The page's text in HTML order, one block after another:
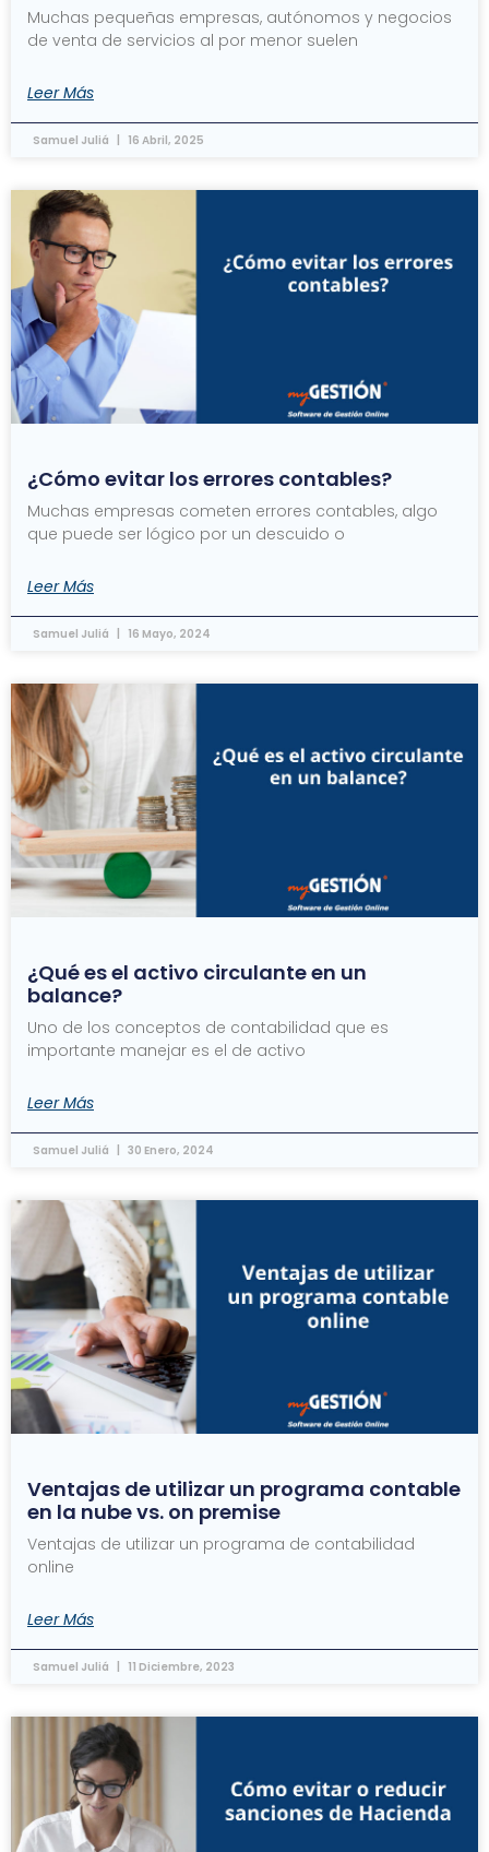
Muchas pequeñas empresas, autónomos y negocios
de venta de servicios al por menor suelen
Leer Más
Samuel Juliá 16 Abril, 2025
¿Cómo evitar los errores contables?
Muchas empresas cometen errores contables, algo
que puede ser lógico por un descuido o
Leer Más
Samuel Juliá 16 Mayo, 2024
¿Qué es el activo circulante en un
balance?
Uno de los conceptos de contabilidad que es
importante manejar es el de activo
Leer Más
Samuel Juliá 30 Enero, 2024
Ventajas de utilizar un programa contable
en la nube vs. on premise
Ventajas de utilizar un programa de contabilidad
online
Leer Más
Samuel Juliá 11 Diciembre, 2023